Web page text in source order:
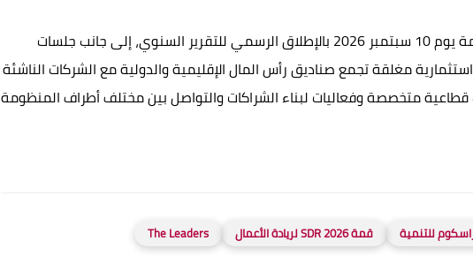
ومن المقرر أن تنطلق فعاليات القمة يوم 10 سبتمبر 2026 بالإطلاق الرسمي للتقرير السنوي، إلى جانب جلسات
مغلقة تجمع صناديق رأس المال الإقليمية والدولية مع الشركات الناشئة
متخصصة وفعاليات لبناء الشراكات والتواصل بين مختلف أطراف المنظومة
للتنمية قمة SDR 2026 لريادة الأعمال The Leaders